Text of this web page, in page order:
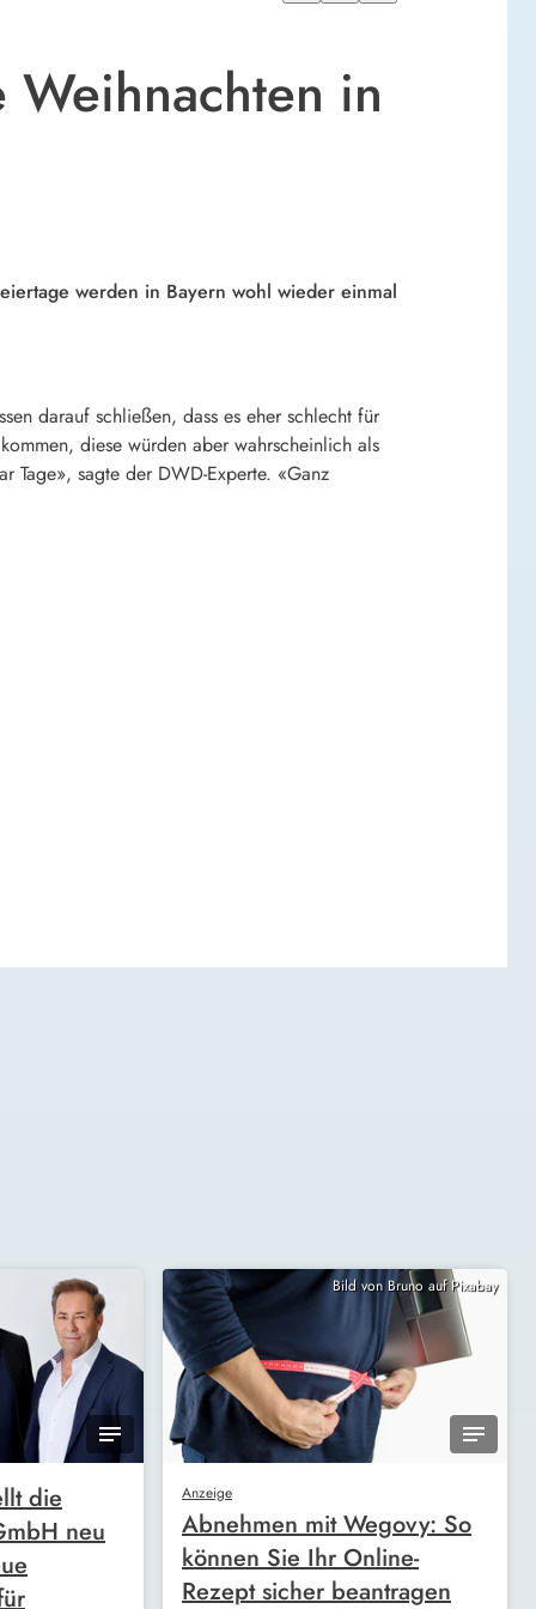
in
werden in Bayern wohl wieder einmal
darauf schließen, dass es eher schlecht für
diese würden aber wahrscheinlich als
Tage», sagte der DWD-Experte. «Ganz
die
neu
Bild von Bruno auf Pixabay
Anzeige
Abnehmen mit Wegovy: So
können Sie Ihr Online-
Rezept sicher beantragen